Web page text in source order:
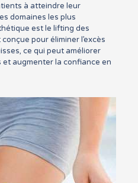
à atteindre leur
domaines les plus
est le lifting des
pour éliminer l’excès
ce qui peut améliorer
et augmenter la confiance en